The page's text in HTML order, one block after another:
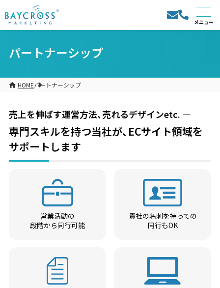
パートナーシップ
HOMEパートナーシップ
売上を伸ばす運営方法、売れるデザインetc. ―
専門スキルを持つ当社が、ECサイト領域を
サポートします
営業活動の
段階から同行可能
貴社の名刺を持っての
同行もOK